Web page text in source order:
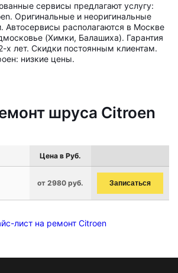
сервисы предлагают услугу:
Оригинальные и неоригинальные
Автосервисы располагаются в Москве
(Химки, Балашиха). Гарантия
х лет. Скидки постоянным клиентам.
низкие цены.
шруса Citroen
Цена в Руб.
от 2980 руб. Записаться
лист на ремонт Citroen